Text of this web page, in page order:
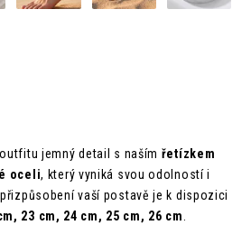
jemný detail s naším řetízkem
oceli, který vyniká svou odolností i
vaší postavě je k dispozici
23 cm, 24 cm, 25 cm, 26 cm